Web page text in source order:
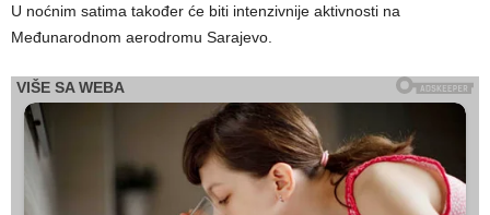
U noćnim satima također će biti intenzivnije aktivnosti na
Međunarodnom aerodromu Sarajevo.